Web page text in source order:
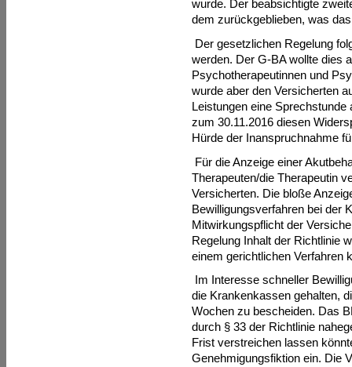
wurde. Der beabsichtigte
dem zurückgeblieben, was
Der gesetzlichen Regelung
werden. Der G-BA wollte dies
Psychotherapeutinnen und
wurde aber den Versicherten
Leistungen eine
zum 30.11.2016 diesen
Hürde der Inanspruchnahme
Für die Anzeige einer
Therapeuten/die Therapeutin
Versicherten. Die bloße
Bewilligungsverfahren bei der
Mitwirkungspflicht der
Regelung Inhalt der Richtlinie
einem gerichtlichen Verfahren
Im Interesse schneller
die Krankenkassen gehalten,
Wochen zu bescheiden. Das
durch § 33 der Richtlinie
Frist verstreichen lassen
Genehmigungsfiktion ein. Die